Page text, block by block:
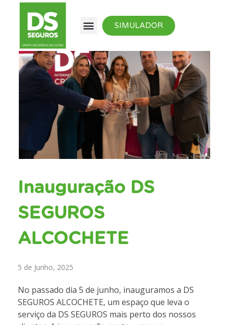
SIMULADOR
Inauguração DS
SEGUROS
ALCOCHETE
5 de Junho, 2025
No passado dia 5 de junho, inauguramos a DS
SEGUROS ALCOCHETE, um espaço que leva o
serviço da DS SEGUROS mais perto dos nossos